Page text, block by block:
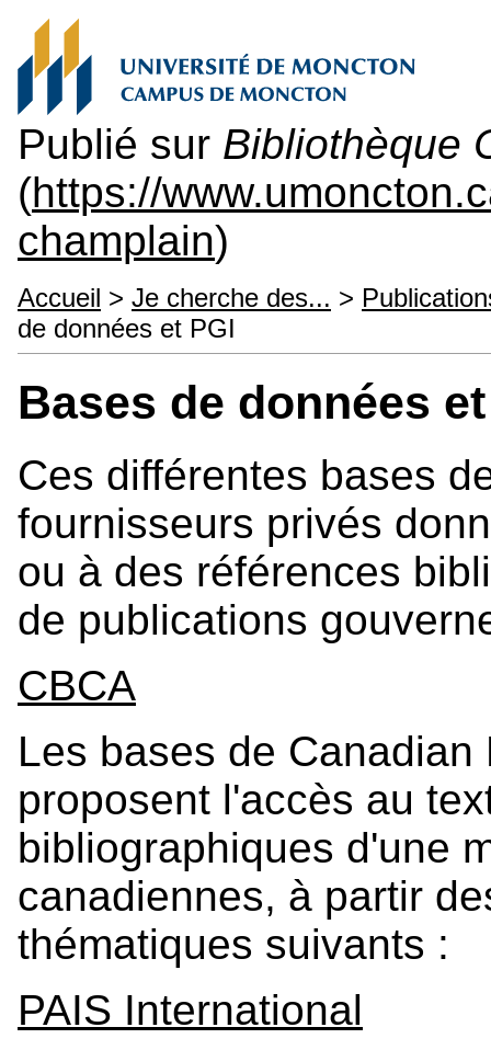
Publié sur Bibliothèque
(https://
champlain)
Accueil > Je cherche des... >
de données et PGI
Bases de données
Ces différentes bases
fournisseurs privés
ou à des références
de publications
CBCA
Les bases de
proposent l'accès au
bibliographiques d'une
canadiennes, à partir
thématiques suivants :
PAIS International